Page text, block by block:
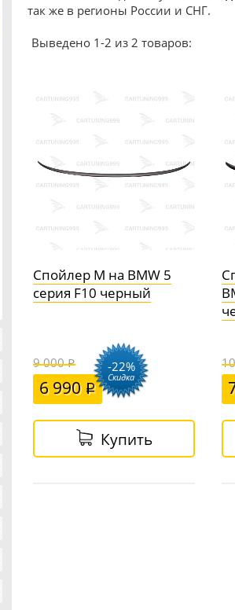
так же в регионы России и СНГ.
Выведено 1-2 из 2 товаров:
Спойлер M на BMW 5
серия F10 черный
9 000
6 990
-22%
Скидка
Купить